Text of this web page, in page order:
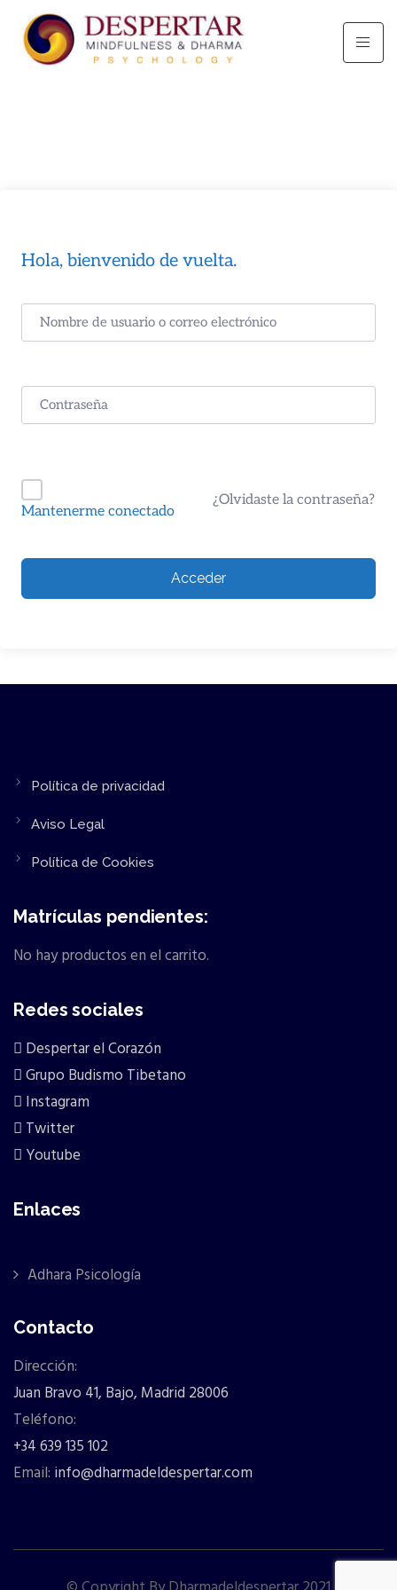
Hola, bienvenido de vuelta.
Mantenerme conectado
¿Olvidaste la contraseña?
Acceder
Política de privacidad
Aviso Legal
Política de Cookies
Matrículas pendientes:
No hay productos en el carrito.
Redes sociales
Despertar el Corazón
Grupo Budismo Tibetano
Instagram
Twitter
Youtube
Enlaces
Adhara Psicología
Contacto
Dirección:
Juan Bravo 41, Bajo, Madrid 28006
Teléfono:
+34 639 135 102
Email: info@dharmadeldespertar.com